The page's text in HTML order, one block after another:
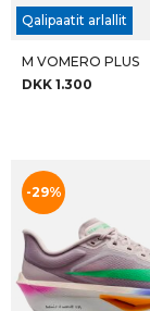
M AERO BLAZE 3
DKK 1.399